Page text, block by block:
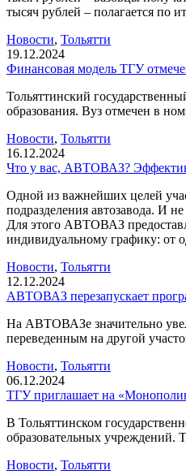
тысяч рублей – полагается по
Новости, Тольятти
19.12.2024
Финансовая модель ТГУ
Тольяттинский
образования. Вуз отмечен в
Новости, Тольятти
16.12.2024
Что у вас, АВТОВАЗ?
Одной из важнейших целей
подразделения автозавода. И
Для этого АВТОВАЗ
индивидуальному графику: от
Новости, Тольятти
12.12.2024
АВТОВАЗ перезапускает
На АВТОВАЗе значительно
переведенным на другой
Новости, Тольятти
06.12.2024
ТГУ приглашает на
В Тольяттинском
образовательных учреждений.
Новости, Тольятти